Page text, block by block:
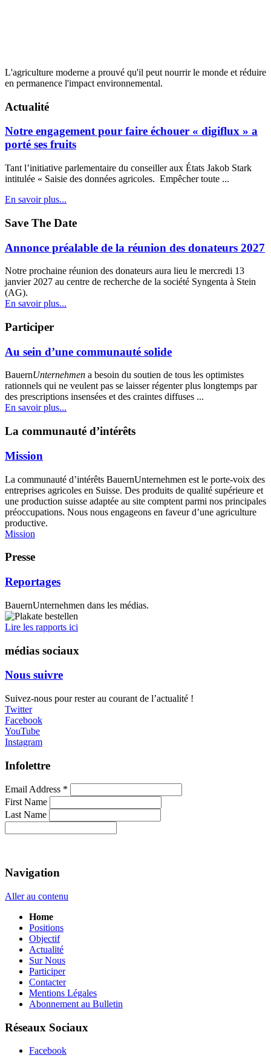
L'agriculture moderne a prouvé qu'il peut nourrir le monde et réduire
en permanence l'impact environnemental.
Actualité
Notre engagement pour faire échouer « digiflux » a
porté ses fruits
Tant l’initiative parlementaire du conseiller aux États Jakob Stark
intitulée « Saisie des données agricoles. Empêcher toute ...
En savoir plus...
Save The Date
Annonce préalable de la réunion des donateurs 2027
Notre prochaine réunion des donateurs aura lieu le mercredi 13
janvier 2027 au centre de recherche de la société Syngenta à Stein
(AG).
En savoir plus...
Participer
Au sein d’une communauté solide
BauernUnternehmen a besoin du soutien de tous les optimistes
rationnels qui ne veulent pas se laisser régenter plus longtemps par
des prescriptions insensées et des craintes diffuses ...
En savoir plus...
La communauté d’intérêts
Mission
La communauté d’intérêts BauernUnternehmen est le porte-voix des
entreprises agricoles en Suisse. Des produits de qualité supérieure et
une production suisse adaptée au site comptent parmi nos principales
préoccupations. Nous nous engageons en faveur d’une agriculture
productive.
Mission
Presse
Reportages
BauernUnternehmen dans les médias.
Lire les rapports ici
médias sociaux
Nous suivre
Suivez-nous pour rester au courant de l’actualité !
Twitter
Facebook
YouTube
Instagram
Infolettre
Email Address *
First Name
Last Name
Navigation
Aller au contenu
Home
Positions
Objectif
Actualité
Sur Nous
Participer
Contacter
Mentions Légales
Abonnement au Bulletin
Réseaux Sociaux
Facebook